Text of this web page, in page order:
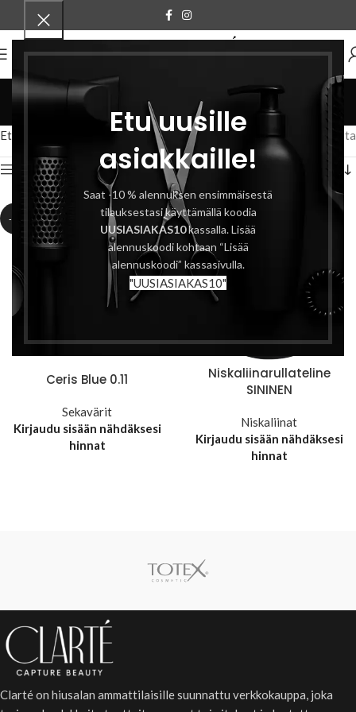
Etu uusille
asiakkaille!
Saat -10 % alennuksen ensimmäisestä
tilauksestasi käyttämällä koodia
UUSIASIAKAS10kassalla. Lisää
alennuskoodi kohtaan “Lisää
alennuskoodi” kassasivulla.
"UUSIASIAKAS10"
VALIKKO
sininen
Tuotteet
Etusivu Tuotteet avainsanalla “sininen” Näytetään kaikki 2 tulosta
Näytä sivupalkki
-7%
Ceris Blue 0.11
Sekavärit
Kirjaudu sisään nähdäksesi
hinnat
Niskaliinarullateline
SININEN
Niskaliinat
Kirjaudu sisään nähdäksesi
hinnat
Clarté on hiusalan ammattilaisille suunnattu verkkokauppa, joka